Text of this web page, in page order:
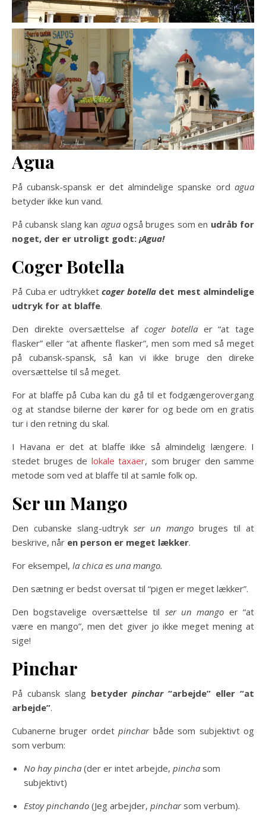
Agua
På cubansk-spansk er det almindelige spanske ord agua
betyder ikke kun vand.
På cubansk slang kan aguaogså bruges som en udråb for
noget, der er utroligt godt: ¡Agua!
Coger Botella
På Cuba er udtrykket coger botelladet mest almindelige
udtryk for at blaffe.
Den direkte oversættelse af coger botella er “at tage
flasker” eller “at afhente flasker”, men som med så meget
på cubansk-spansk, så kan vi ikke bruge den direke
oversættelse til så meget.
For at blaffe på Cuba kan du gå til et fodgængerovergang
og at standse bilerne der kører for og bede om en gratis
tur i den retning du skal.
I Havana er det at blaffe ikke så almindelig længere. I
stedet bruges de lokale taxaer, som bruger den samme
metode som ved at blaffe til at samle folk op.
Ser un Mango
Den cubanske slang-udtryk ser un mango bruges til at
beskrive, når en person er meget lækker.
For eksempel, la chica es una mango.
Den sætning er bedst oversat til “pigen er meget lækker”.
Den bogstavelige oversættelse til ser un mango er “at
være en mango”, men det giver jo ikke meget mening at
sige!
Pinchar
På cubansk slang betyderpinchar“arbejde” eller “at
arbejde”.
Cubanerne bruger ordetpinchar både som subjektivt og
som verbum:
No hay pincha (der er intet arbejde, pincha som
subjektivt)
Estoy pinchando (Jeg arbejder, pincharsom verbum).